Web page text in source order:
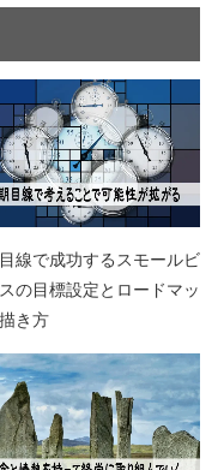
線で成功するスモールビ
の目標設定とロードマッ
き方